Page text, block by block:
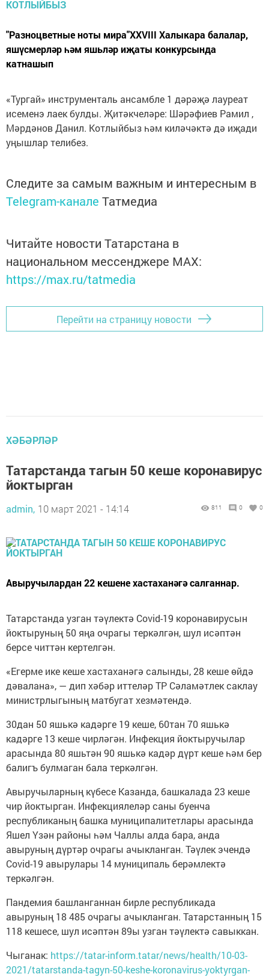
"Разноцветные ноты мира"XXVIII Халыкара балалар,
яшүсмерләр һәм яшьләр иҗаты конкурсында
катнашып
«Тургай» инструменталь ансамбле 1 дәрәҗә лауреат
исеменэ лаек булды. Җитәкчеләре: Шәрәфиев Рамил ,
Мәрдәнов Данил. Котлыйбыз һәм киләчәктә дә иҗади
уңышлар телибез.
Следите за самым важным и интересным в
Telegram-канале Татмедиа
Читайте новости Татарстана в
национальном мессенджере MАХ:
https://max.ru/tatmedia
Перейти на страницу новости
ХӘБӘРЛӘР
Татарстанда тагын 50 кеше коронавирус
йоктырган
admin, 10 март 2021 - 14:14 811 0 0
Авыручылардан 22 кешене хастаханәгә салганнар.
Татарстанда узган тәүлектә Covid-19 коронавирусын
йоктыруның 50 яңа очрагы теркәлгән, шул исәптән
берсе читтән кертелгән.
«Егерме ике кеше хастаханәгә салынды, 28 кеше өйдә
дәвалана», — дип хәбәр иттеләр ТР Сәламәтлек саклау
министрлыгының матбугат хезмәтендә.
30дан 50 яшькә кадәрге 19 кеше, 60тан 70 яшькә
кадәрге 13 кеше чирләгән. Инфекция йоктыручылар
арасында 80 яшьтән 90 яшькә кадәр дүрт кеше һәм бер
балигъ булмаган бала теркәлгән.
Авыручыларның күбесе Казанда, башкалада 23 кеше
чир йоктырган. Инфекциялеләр саны буенча
республиканың башка муниципалитетлары арасында
Яшел Үзән районы һәм Чаллы алда бара, анда
авыруның дүртәр очрагы ачыкланган. Тәүлек эчендә
Covid-19 авырулары 14 муниципаль берәмлектә
теркәлгән.
Пандемия башланганнан бирле республикада
авыруның 18 485 очрагы ачыкланган. Татарстанның 15
118 кешесе, шул исәптән 89ы узган тәүлектә савыккан.
Чыганак: https://tatar-inform.tatar/news/health/10-03-
2021/tatarstanda-tagyn-50-keshe-koronavirus-yoktyrgan-